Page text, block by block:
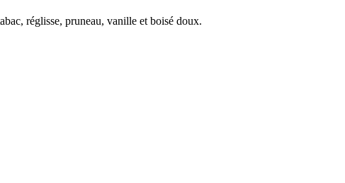
réglisse, pruneau, vanille et boisé doux.